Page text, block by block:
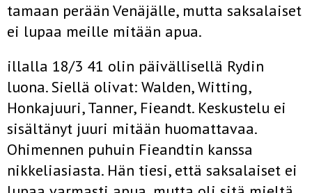
tamaan perään Venäjälle, mutta saksalaiset
ei lupaa meille mi­tään apua.
illalla 18/3 41 olin päivällisellä Rydin
luona. Siellä olivat: Wal­den, Witting,
Honkajuuri, Tanner, Fieandt. Keskustelu ei
sisältä­nyt juuri mitään huomattavaa.
Ohimennen puhuin Fieandtin kanssa
nikkeliasiasta. Hän tiesi, että saksalaiset ei